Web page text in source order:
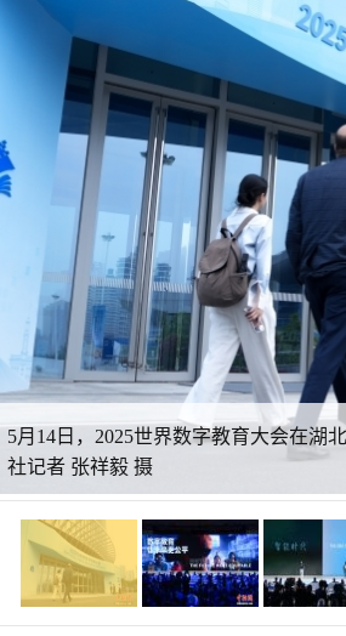
5月14日，2025世界数字教育大会在湖
社记者 张祥毅 摄